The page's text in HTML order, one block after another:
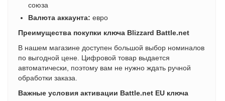
союза
Валюта аккаунта: евро
Преимущества покупки ключа Blizzard Battle.net
В нашем магазине доступен большой выбор номиналов
по выгодной цене. Цифровой товар выдается
автоматически, поэтому вам не нужно ждать ручной
обработки заказа.
Важные условия активации Battle.net EU ключа